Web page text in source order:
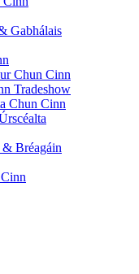
Gabhálais
Chun Cinn
Tradeshow
Chun Cinn
Bréagáin